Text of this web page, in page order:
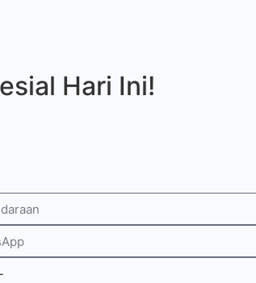
Hari Ini!